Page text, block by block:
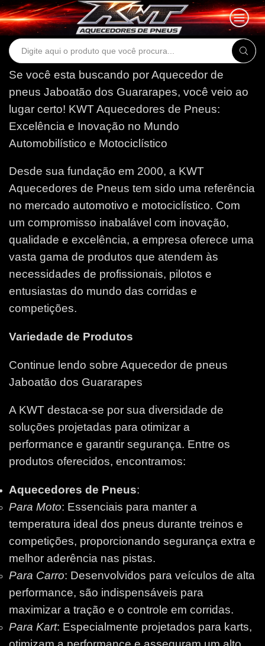
Search
Se você esta buscando por Aquecedor de
pneus Jaboatão dos Guararapes, você veio ao
lugar certo! KWT Aquecedores de Pneus:
Excelência e Inovação no Mundo
Automobilístico e Motociclístico
Desde sua fundação em 2000, a KWT
Aquecedores de Pneus tem sido uma referência
no mercado automotivo e motociclístico. Com
um compromisso inabalável com inovação,
qualidade e excelência, a empresa oferece uma
vasta gama de produtos que atendem às
necessidades de profissionais, pilotos e
entusiastas do mundo das corridas e
competições.
Variedade de Produtos
Continue lendo sobre Aquecedor de pneus
Jaboatão dos Guararapes
A KWT destaca-se por sua diversidade de
soluções projetadas para otimizar a
performance e garantir segurança. Entre os
produtos oferecidos, encontramos:
Aquecedores de Pneus:
Para Moto: Essenciais para manter a
temperatura ideal dos pneus durante treinos e
competições, proporcionando segurança extra e
melhor aderência nas pistas.
Para Carro: Desenvolvidos para veículos de alta
performance, são indispensáveis para
maximizar a tração e o controle em corridas.
Para Kart: Especialmente projetados para karts,